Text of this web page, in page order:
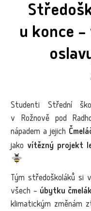
u konce
Studenti Střední
v Rožnově pod
nápadem a jejich
jako vítězný projekt
Tým středoškoláků si
všech – úbytku
klimatickým změnám